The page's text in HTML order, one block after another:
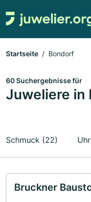
Startseite Bondorf
60 Suchergebnisse für
Juweliere in
Schmuck (22)
Bruckner